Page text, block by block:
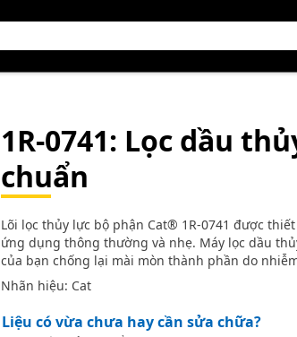
1R-0741: Lọc dầu
chuẩn
Lõi lọc thủy lực bộ phận Cat® 1R-0741 được
ứng dụng thông thường và nhẹ. Máy lọc dầu
của bạn chống lại mài mòn thành phần do
Nhãn hiệu: Cat
Liệu có vừa chưa hay cần sửa chữa?